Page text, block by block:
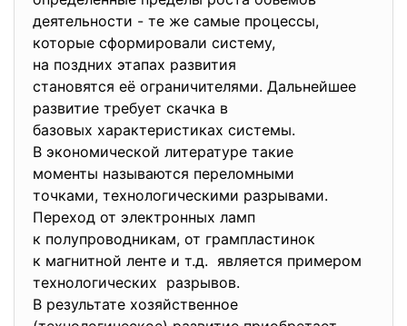
деятельности - те же самые процессы,
которые сформировали систему,
на поздних этапах развития
становятся её ограничителями. Дальнейшее
развитие требует скачка в
базовых характеристиках системы.
В экономической литературе такие
моменты называются переломными
точками, технологическими разрывами.
Переход от электронных ламп
к полупроводникам, от грампластинок
к магнитной ленте и т.д. является примером
технологических разрывов.
В результате хозяйственное